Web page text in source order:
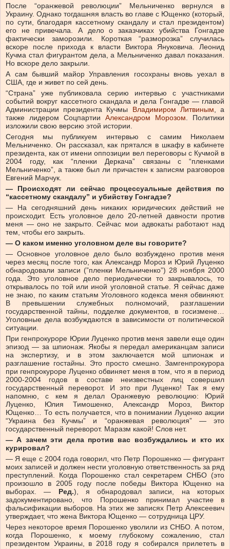
После “оранжевой революции” Мельниченко вернулся в
Украину. Однако тогдашняя власть во главе с Ющенко (который,
по сути, благодаря кассетному скандалу и стал президентом)
его не привечала. А дело о заказчиках убийства Гонгадзе
фактически заморозили. Короткая “разморозка” случилась
вскоре после прихода к власти Виктора Януковича. Леонид
Кучма стал фигурантом дела, а Мельниченко давал показания.
Но вскоре дело закрыли.
А сам бывший майор Управления госохраны вновь уехал в
США, где и живет по сей день.
“Страна” уже публиковала серию интервью с участниками
событий вокруг кассетного скандала и дела Гонгадзе — главой
Администрации президента Кучмы Владимиром Литвиным, а
также лидером Соцпартии Александром Морозом. Политики
изложили свою версию этой истории.
Сегодня мы публикуем интервью с самим Николаем
Мельниченко. Он рассказал, как прятался в шкафу в кабинете
президента, как от имени оппозиции вел переговоры с Кучмой в
2004 году, как “пленки Деркача” связаны с “пленками
Мельниченко”, а также был ли причастен к записям разговоров
Евгений Марчук.
— Происходят ли сейчас процессуальные действия по
“кассетному скандалу” и убийству Гонгадзе?
— На сегодняшний день никаких юридических действий не
происходит. Есть уголовное дело 20-летней давности против
меня — оно не закрыто. Сейчас мои адвокаты работают над
тем, чтобы его закрыть.
— О каком именно уголовном деле вы говорите?
— Основное уголовное дело было возбуждено против меня
через месяц после того, как Александр Мороз и Юрий Луценко
обнародовали записи (”пленки Мельниченко”) 28 ноября 2000
года. Это уголовное дело периодически то закрывалось, то
открывалось по той или иной уголовной статье. Я сейчас даже
не знаю, по каким статьям Уголовного кодекса меня обвиняют.
В превышении служебных полномочий, разглашении
государственной тайны, подделке документов, в госизмене…
Уголовные дела возбуждаются в зависимости от политической
ситуации.
При генпрокуроре Юрии Луценко против меня завели еще один
эпизод — за шпионаж. Якобы я передал американцам записи
на экспертизу, и в этом заключается мой шпионаж и
разглашение гостайны. Это просто смешно. Замгенпрокурора
при генпрокуроре Луценко обвиняет меня в том, что я в период
2000-2004 годов в составе неизвестных лиц совершил
государственный переворот. И это при Луценко! Так я ему
напомню, с кем я делал Оранжевую революцию: Юрий
Луценко, Юлия Тимошенко, Александр Мороз, Виктор
Ющенко… То есть получается, что в понимании Луценко акции
“Украина без Кучмы” и “оранжевая революция” — это
государственный переворот. Маразм какой! Слов нет.
— А зачем эти дела против вас возбуждались и кто их
курировал?
— Я еще с 2004 года говорил, что Петр Порошенко — фигурант
моих записей и должен нести уголовную ответственность за ряд
преступлений. Когда Порошенко стал секретарем СНБО (это
произошло в 2005 году после победы Виктора Ющенко на
выборах. — Ред.), я обнародовал записи, на которых
задокументировано, что Порошенко принимал участие в
фальсификации выборов. На этих же записях Петр Алексеевич
утверждает, что жена Виктора Ющенко — сотрудница ЦРУ.
Через некоторое время Порошенко уволили из СНБО. А потом,
когда Порошенко, к моему глубокому сожалению, стал
президентом Украины, в 2018 году я собирался прилететь в